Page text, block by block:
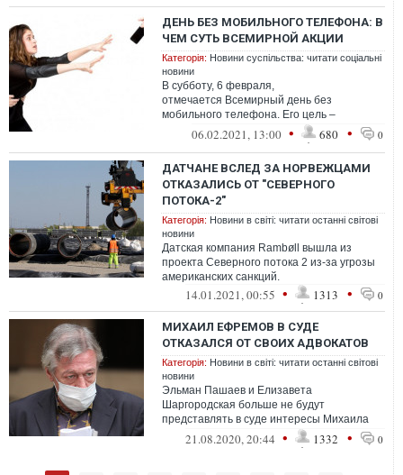
ДЕНЬ БЕЗ МОБИЛЬНОГО ТЕЛЕФОНА: В
ЧЕМ СУТЬ ВСЕМИРНОЙ АКЦИИ
Категорія: Новини суспільства: читати соціальні
новини
В субботу, 6 февраля,
отмечается Всемирный день без
мобильного телефона. Его цель –
попытаться как можно меньше
использовать сотовую связь и гаджеты
06.02.2021, 13:00 • 680 • 0
ДАТЧАНЕ ВСЛЕД ЗА НОРВЕЖЦАМИ
ОТКАЗАЛИСЬ ОТ "СЕВЕРНОГО
ПОТОКА-2"
Категорія: Новини в світі: читати останні світові
новини
Датская компания Rambøll вышла из
проекта Северного потока 2 из-за угрозы
американских санкций.
14.01.2021, 00:55 • 1313 • 0
МИХАИЛ ЕФРЕМОВ В СУДЕ
ОТКАЗАЛСЯ ОТ СВОИХ АДВОКАТОВ
Категорія: Новини в світі: читати останні світові
новини
Эльман Пашаев и Елизавета
Шаргородская больше не будут
представлять в суде интересы Михаила
Ефремова. «Найму адвокатов посильнее»,
— заявил актер
21.08.2020, 20:44 • 1332 • 0